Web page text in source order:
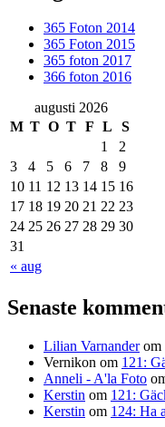
365 Foton 2014
365 Foton 2015
365 foton 2017
366 foton 2016
augusti 2026
M T O T F L S
« aug
1
2
3
4 5 6 7 8
9
10 11 12 13 14 15 16
17 18 19 20 21 22 23
24 25 26 27 28 29 30
31
Senaste
Lilian Varnanderom
Vernikon om 121:
Anneli - A'la Foto
Kerstin om 121:
Kerstin om 124: Ha